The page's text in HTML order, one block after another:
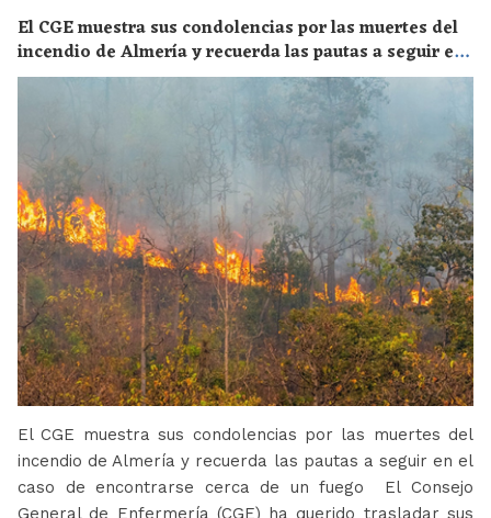
El CGE muestra sus condolencias por las muertes del
incendio de Almería y recuerda las pautas a seguir en
el caso de encontrarse cerca de un fuego
El CGE muestra sus condolencias por las muertes del
incendio de Almería y recuerda las pautas a seguir en el
caso de encontrarse cerca de un fuego El Consejo
General de Enfermería (CGE) ha querido trasladar sus